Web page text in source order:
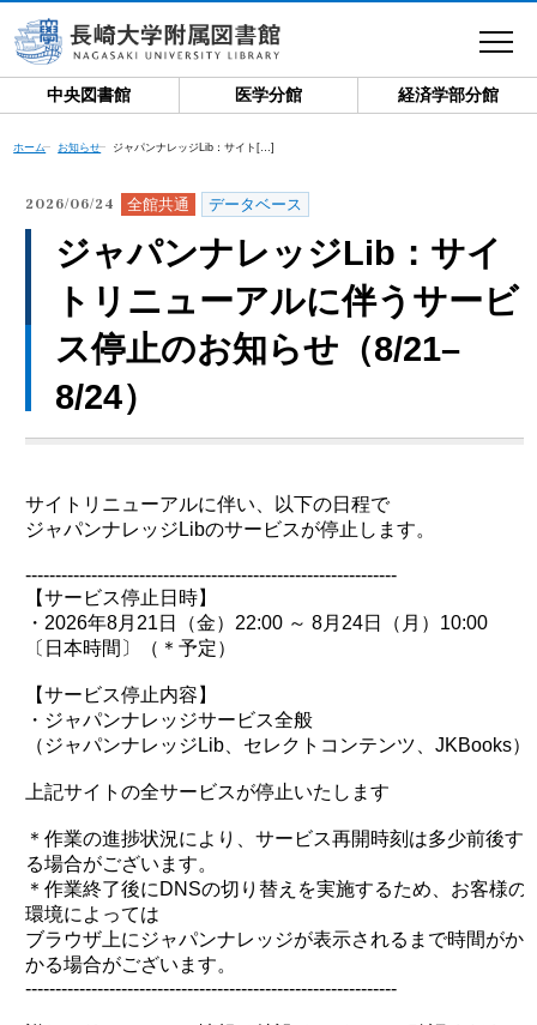
中央図書館 医学分館 経済学部分館
toggle
ホーム お知らせ ジャパンナレッジLib：サイト[…]
2026/06/24 全館共通 データベース
ジャパンナレッジLib：サイ
トリニューアルに伴うサービ
ス停止のお知らせ（8/21–
8/24）
サイトリニューアルに伴い、以下の日程で
ジャパンナレッジLibのサービスが停止します。
--------------------------------------------------------------
【サービス停止日時】
・2026年8月21日（金）22:00 ～ 8月24日（月）10:00
〔日本時間〕（＊予定）
【サービス停止内容】
・ジャパンナレッジサービス全般
（ジャパンナレッジLib、セレクトコンテンツ、JKBooks）
上記サイトの全サービスが停止いたします
＊作業の進捗状況により、サービス再開時刻は多少前後す
る場合がございます。
＊作業終了後にDNSの切り替えを実施するため、お客様の
環境によっては
ブラウザ上にジャパンナレッジが表示されるまで時間がか
かる場合がございます。
--------------------------------------------------------------